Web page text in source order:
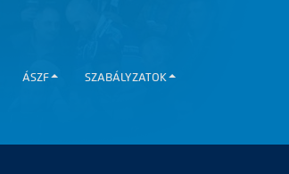
ÁSZF SZABÁLYZATOK